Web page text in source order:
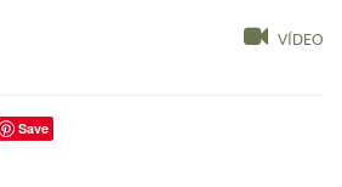
VÍDEO
Save